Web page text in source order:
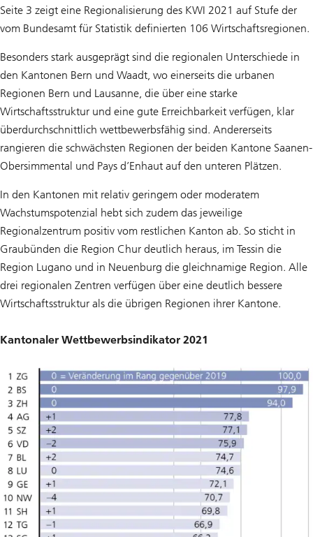
Seite 3 zeigt eine Regionalisierung des KWI 2021 auf Stufe der
vom Bundesamt für Statistik definierten 106 Wirtschaftsregionen.
Besonders stark ausgeprägt sind die regionalen Unterschiede in
den Kantonen Bern und Waadt, wo einerseits die urbanen
Regionen Bern und Lausanne, die über eine starke
Wirtschaftsstruktur und eine gute Erreichbarkeit verfügen, klar
überdurchschnittlich wettbewerbsfähig sind. Andererseits
rangieren die schwächsten Regionen der beiden Kantone Saanen-
Obersimmental und Pays d’Enhaut auf den unteren Plätzen.
In den Kantonen mit relativ geringem oder moderatem
Wachstumspotenzial hebt sich zudem das jeweilige
Regionalzentrum positiv vom restlichen Kanton ab. So sticht in
Graubünden die Region Chur deutlich heraus, im Tessin die
Region Lugano und in Neuenburg die gleichnamige Region. Alle
drei regionalen Zentren verfügen über eine deutlich bessere
Wirtschaftsstruktur als die übrigen Regionen ihrer Kantone.
Kantonaler Wettbewerbsindikator 2021